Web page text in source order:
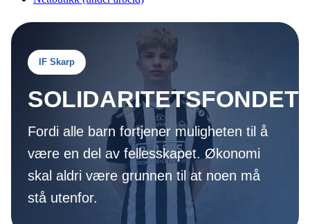
IF Skarp
SOLIDARITETSFONDET
Fordi alle barn fortjener muligheten til å
være en del av fellesskapet. Økonomi
skal aldri være grunnen til at noen må
stå utenfor.